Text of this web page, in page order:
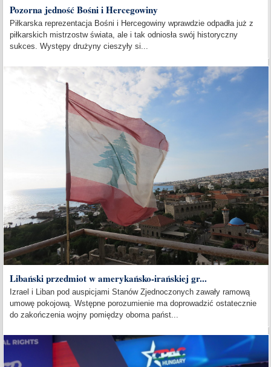
Pozorna jedność Bośni i Hercegowiny
Piłkarska reprezentacja Bośni i Hercegowiny wprawdzie odpadła już z
piłkarskich mistrzostw świata, ale i tak odniosła swój historyczny
sukces. Występy drużyny cieszyły si...
Libański przedmiot w amerykańsko-irańskiej gr...
Izrael i Liban pod auspicjami Stanów Zjednoczonych zawały ramową
umowę pokojową. Wstępne porozumienie ma doprowadzić ostatecznie
do zakończenia wojny pomiędzy oboma państ...